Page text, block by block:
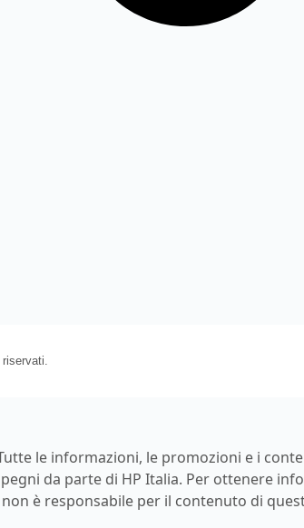
le informazioni, le promozioni e i
da parte di HP Italia. Per ottenere
non è responsabile per il contenuto di